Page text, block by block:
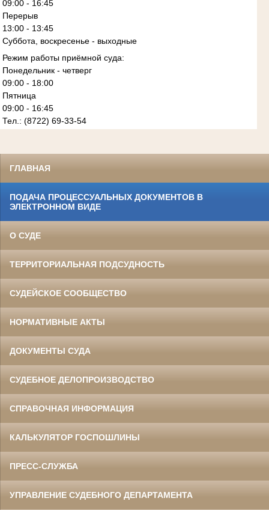
09:00 - 16:45
Перерыв
13:00 - 13:45
Суббота, воскресенье - выходные
Режим работы приёмной суда:
Понедельник - четверг
09:00 - 18:00
Пятница
09:00 - 16:45
Тел.: (8722) 69-33-54
ГЛАВНАЯ
ПОДАЧА ПРОЦЕССУАЛЬНЫХ ДОКУМЕНТОВ В
ЭЛЕКТРОННОМ ВИДЕ
О СУДЕ
ТЕРРИТОРИАЛЬНАЯ ПОДСУДНОСТЬ
СУДЕЙСКОЕ СООБЩЕСТВО
НОРМАТИВНЫЕ АКТЫ
ДОКУМЕНТЫ СУДА
СУДЕБНОЕ ДЕЛОПРОИЗВОДСТВО
СПРАВОЧНАЯ ИНФОРМАЦИЯ
КАЛЬКУЛЯТОР ГОСПОШЛИНЫ
ПРЕСС-СЛУЖБА
УПРАВЛЕНИЕ СУДЕБНОГО ДЕПАРТАМЕНТА